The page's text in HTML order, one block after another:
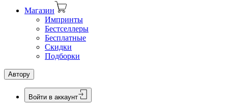
Магазин
Импринты
Бестселлеры
Бесплатные
Скидки
Подборки
Автору
Войти в аккаунт